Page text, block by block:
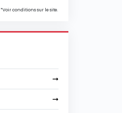
*Voir conditions sur le site.